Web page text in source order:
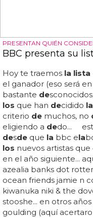
PRESENTAN QUIÉN
BBC presenta su
Hoy te traemos la lista
el ganador (eso será en
bastante de
los que han decidido
criterio de muchos, no
eligiendo a dedo...
desde que la bbc ela
los nuevos artistas
en el año siguiente...
azealia banks dot
ocean friends jamie n
kiwanuka niki & the
stooshe... en otros años
goulding (aquí